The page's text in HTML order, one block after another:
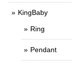
KingBaby
Ring
Pendant